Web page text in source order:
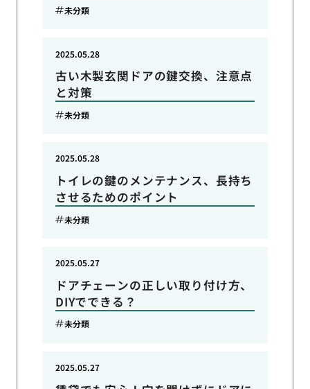
未分類
古い木製玄関ドアの鍵交換、注意点
と対策
2025.05.28
未分類
トイレの鍵のメンテナンス、長持ち
させるためのポイント
2025.05.28
未分類
ドアチェーンの正しい取り付け方、
DIYでできる？
2025.05.27
未分類
2025.05.27